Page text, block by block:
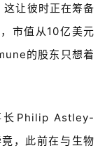
这让彼时正在筹备
市值从10亿美元
的股东只想着
Philip Astley-
竟，此前在与 生物